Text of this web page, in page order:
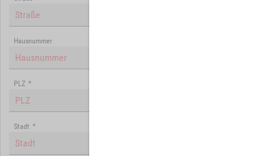
Hausnummer
PLZ *
Stadt *